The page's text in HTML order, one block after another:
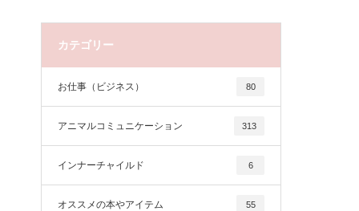
カテゴリー
お仕事（ビジネス） 80
アニマルコミュニケーション 313
インナーチャイルド 6
オススメの本やアイテム 55